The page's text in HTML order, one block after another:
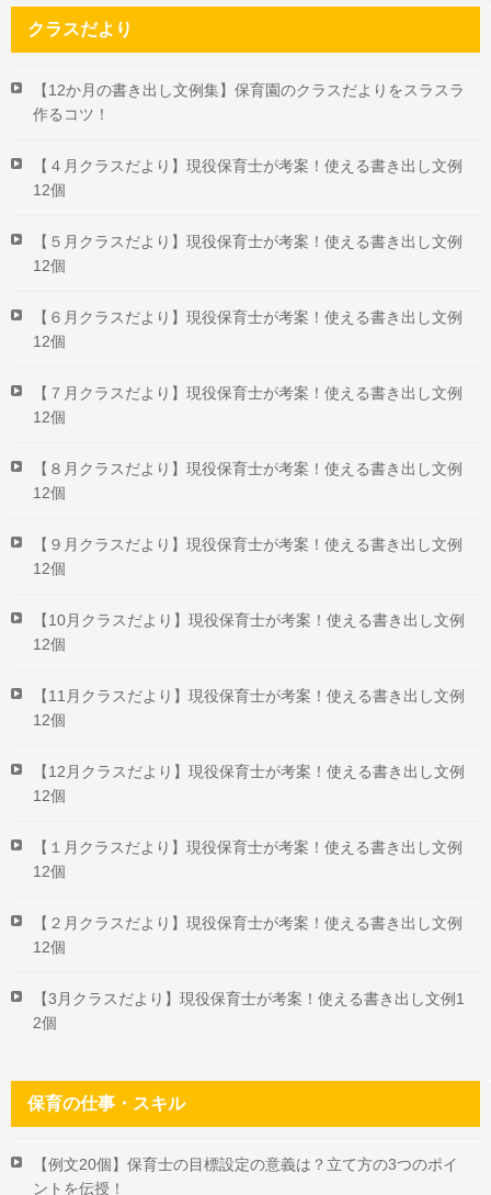
クラスだより
【12か月の書き出し文例集】保育園のクラスだよりをスラスラ
作るコツ！
【４月クラスだより】現役保育士が考案！使える書き出し文例
12個
【５月クラスだより】現役保育士が考案！使える書き出し文例
12個
【６月クラスだより】現役保育士が考案！使える書き出し文例
12個
【７月クラスだより】現役保育士が考案！使える書き出し文例
12個
【８月クラスだより】現役保育士が考案！使える書き出し文例
12個
【９月クラスだより】現役保育士が考案！使える書き出し文例
12個
【10月クラスだより】現役保育士が考案！使える書き出し文例
12個
【11月クラスだより】現役保育士が考案！使える書き出し文例
12個
【12月クラスだより】現役保育士が考案！使える書き出し文例
12個
【１月クラスだより】現役保育士が考案！使える書き出し文例
12個
【２月クラスだより】現役保育士が考案！使える書き出し文例
12個
【3月クラスだより】現役保育士が考案！使える書き出し文例1
2個
保育の仕事・スキル
【例文20個】保育士の目標設定の意義は？立て方の3つのポイ
ントを伝授！